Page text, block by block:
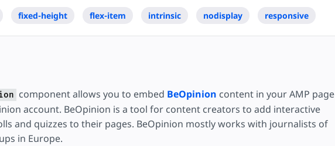
fixed-height flex-item intrinsic nodisplay responsive
component allows you to embed BeOpinion content in your AMP page
account. BeOpinion is a tool for content creators to add interactive
and quizzes to their pages. BeOpinion mostly works with journalists of
in Europe.